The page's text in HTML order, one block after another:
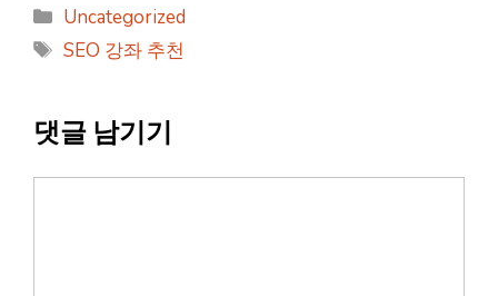
카
테
Uncategorized
태
SEO 강좌 추천
댓글 남기기